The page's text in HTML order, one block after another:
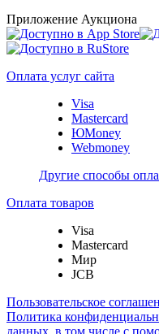
Приложение Аукциона
Оплата услуг сайта
Visa
Mastercard
ЮMoney
Webmoney
Другие способы
Оплата товаров
Visa
Mastercard
Мир
JCB
Пользовательское
Политика
данных, в том числе с